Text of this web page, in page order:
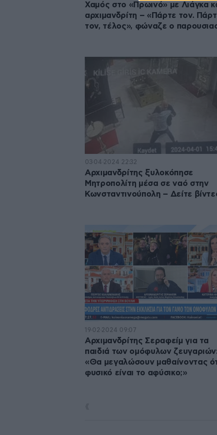
Χαμός στο «Πρωινό» με Λιάγκα
αρχιμανδρίτη – «Πάρτε τον.
τον, τέλος», φώναζε ο
03·04·2024 22:32
Αρχιμανδρίτης ξυλοκόπησε
Μητροπολίτη μέσα σε ναό στην
Κωνσταντινούπολη – Δείτε
19·02·2024 09:07
Αρχιμανδρίτης Σεραφείμ για τα
παιδιά των ομόφυλων
«Θα μεγαλώσουν μαθαίνοντας
φυσικό είναι το αφύσικο;»